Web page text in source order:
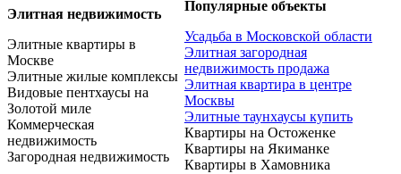
Элитная недвижимость
Элитные квартиры в
Москве
Элитные жилые комплексы
Видовые пентхаусы на
Золотой миле
Коммерческая
недвижимость
Загородная недвижимость
Популярные объекты
Усадьба в Московской области
Элитная загородная
недвижимость продажа
Элитная квартира в центре
Москвы
Элитные таунхаусы купить
Квартиры на Остоженке
Квартиры на Якиманке
Квартиры в Хамовника